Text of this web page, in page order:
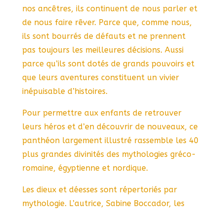
nos ancêtres, ils continuent de nous parler et
de nous faire rêver. Parce que, comme nous,
ils sont bourrés de défauts et ne prennent
pas toujours les meilleures décisions. Aussi
parce qu’ils sont dotés de grands pouvoirs et
que leurs aventures constituent un vivier
inépuisable d’histoires.
Pour permettre aux enfants de retrouver
leurs héros et d’en découvrir de nouveaux, ce
panthéon largement illustré rassemble les 40
plus grandes divinités des mythologies gréco-
romaine, égyptienne et nordique.
Les dieux et déesses sont répertoriés par
mythologie. L’autrice, Sabine Boccador, les